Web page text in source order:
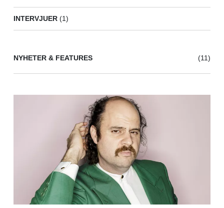
INTERVJUER (1)
NYHETER & FEATURES (11)